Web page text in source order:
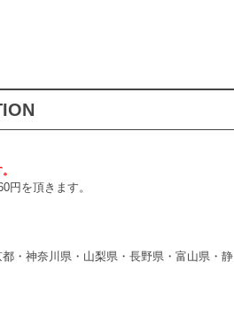
円を頂きます。
・神奈川県・山梨県・長野県・富山県・静